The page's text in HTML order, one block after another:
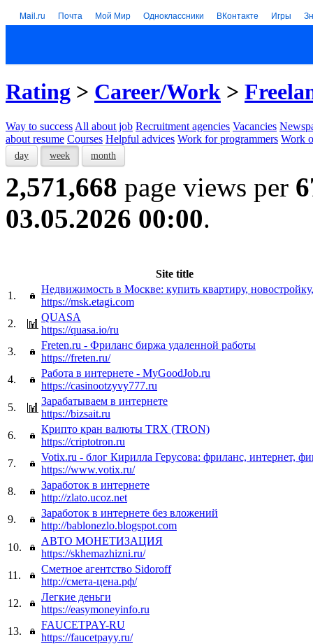
Mail.ru Почта Мой Мир Одноклассники ВКонтакте Игры
Rating > Career/Work >
Way to success All about job Recruitment agencies Vacancies
about resume Courses Helpful advices Work for programmers Work
day week month
2,571,668 page views per
03.05.2026 00:00.
Site title
1.
Недвижимость в Москве: купить квартиру,
https://msk.etagi.com
2.
QUASA
https://quasa.io/ru
3.
Freten.ru - Фриланс биржа удаленной работы
https://freten.ru/
4.
Работа в интернете - MyGoodJob.ru
https://casinootzyvy777.ru
5.
Зарабатываем в интернете
https://bizsait.ru
6.
Крипто кран валюты TRX (TRON)
https://criptotron.ru
7.
Votix.ru - блог Кирилла Герусова: фриланс, интернет,
https://www.votix.ru/
8.
Заработок в интернете
http://zlato.ucoz.net
9.
Заработок в интернете без вложений
http://bablonezlo.blogspot.com
10.
АВТО МОНЕТИЗАЦИЯ
https://skhemazhizni.ru/
11.
Сметное агентство Sidoroff
http://смета-цена.рф/
12.
Легкие деньги
https://easymoneyinfo.ru
13.
FAUCETPAY-RU
https://faucetpayy.ru/